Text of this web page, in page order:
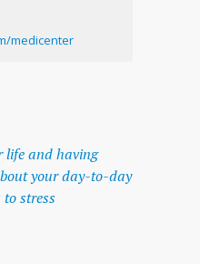
medicenter
life and having
your day-to-day
to stress